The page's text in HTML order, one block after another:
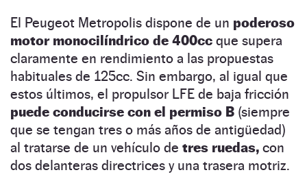
El Peugeot Metropolis dispone de un poderoso
motor monocilíndrico de 400cc que supera
claramente en rendimiento a las propuestas
habituales de 125cc. Sin embargo, al igual que
estos últimos, el propulsor LFE de baja fricción
puede conducirse con el permiso B (siempre
que se tengan tres o más años de antigüedad)
al tratarse de un vehículo de tres ruedas, con
dos delanteras directrices y una trasera motriz.